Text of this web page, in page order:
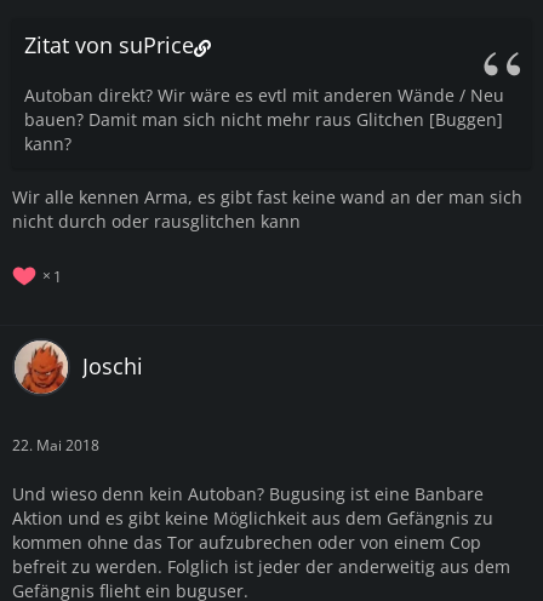
Zitat von suPrice
Autoban direkt? Wir wäre es evtl mit anderen Wände / Neu
bauen? Damit man sich nicht mehr raus Glitchen [Buggen]
kann?
Wir alle kennen Arma, es gibt fast keine wand an der man sich
nicht durch oder rausglitchen kann
1
Joschi
22. Mai 2018
Und wieso denn kein Autoban? Bugusing ist eine Banbare
Aktion und es gibt keine Möglichkeit aus dem Gefängnis zu
kommen ohne das Tor aufzubrechen oder von einem Cop
befreit zu werden. Folglich ist jeder der anderweitig aus dem
Gefängnis flieht ein buguser.